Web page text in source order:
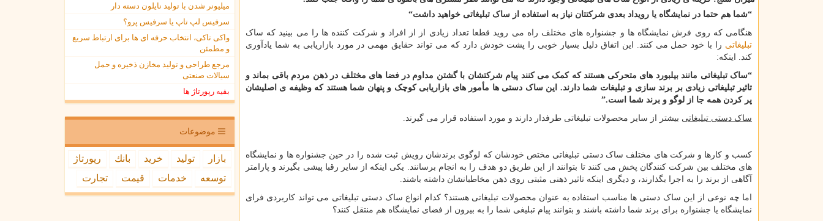
“شما هم حتما در نمایشگاه یا رویداد بعدی شرکتتان نیاز به استفاده از ساک تبلیغاتی خواهید داشت“
هنگامی که روی فرش نمایشگاه ها و جشنواره های مختلف راه می روید قطعا تعداد زیادی از از افراد و شرکت کننده ها را می بینید که ساک
تبلیغاتی را با خود حمل می کنند. این اتفاق دلیل بسیار خوبی را پشت خودش دارد که می تواند حقایق مهمی در مورد بازاریابی به شما یادآوری
کند. اینکه:
“ساک تبلیغاتی مانند بیلبورد های متحرکی هستند که کمک می کنند پیام شرکتشان با گشتن مداوم در فضا های مختلف در ذهن مردم باقی بماند و
تاثیر تبلیغاتی زیادی بر برند سازی و تبلیغات شما دارند. این ساک دستی ها مأمور های بازاریابی کوچک و پنهان شما هستند که وظیفه ی اصلیشان
پر کردن همه جا از لوگو و برند شما است.”
ساک دستی تبلیغاتی بیشتر از سایر محصولات تبلیغاتی طرفدار دارند و مورد استفاده قرار می گیرند.
کسب و کارها و شرکت های مختلف ساک دستی تبلیغاتی مختص خودشان که لوگوی برندشان رویش ثبت شده را در حین جشنواره ها و نمایشگاه
های مختلف بین شرکت کنندگان پخش می کنند تا بتوانند از این طریق دو هدف را به انجام برسانند. یکی اینکه از سایر رقبا پیشی بگیرند و پارامتر
آگاهی از برند را به اجرا بگذارند، و دیگری اینکه تاثیر ذهنی مثبتی روی ذهن مخاطبانشان داشته باشند.
اما چه نوعی از این ساک دستی ها مناسب استفاده به عنوان محصولات تبلیغاتی هستند؟ کدام انواع ساک دستی تبلیغاتی می تواند کاربردی فرای
نمایشگاه یا جشنواره برای برند شما داشته باشند و بتوانند پیام تبلیغی شما را به بیرون از فضای نمایشگاه هم منتقل کنند؟
میلیونر شدن با تولید نایلون دسته دار
سرفیس لپ تاپ یا سرفیس پرو؟
واکی تاکی، انتخاب حرفه ای ها برای ارتباط سریع
و مطمئن
مرجع طراحی و تولید مخازن ذخیره و حمل
سیالات صنعتی
بقیه رپورتاژ ها
موضوعات
بازار تولید خرید بانك
رپورتاژ
توسعه
خدمات قیمت تجارت